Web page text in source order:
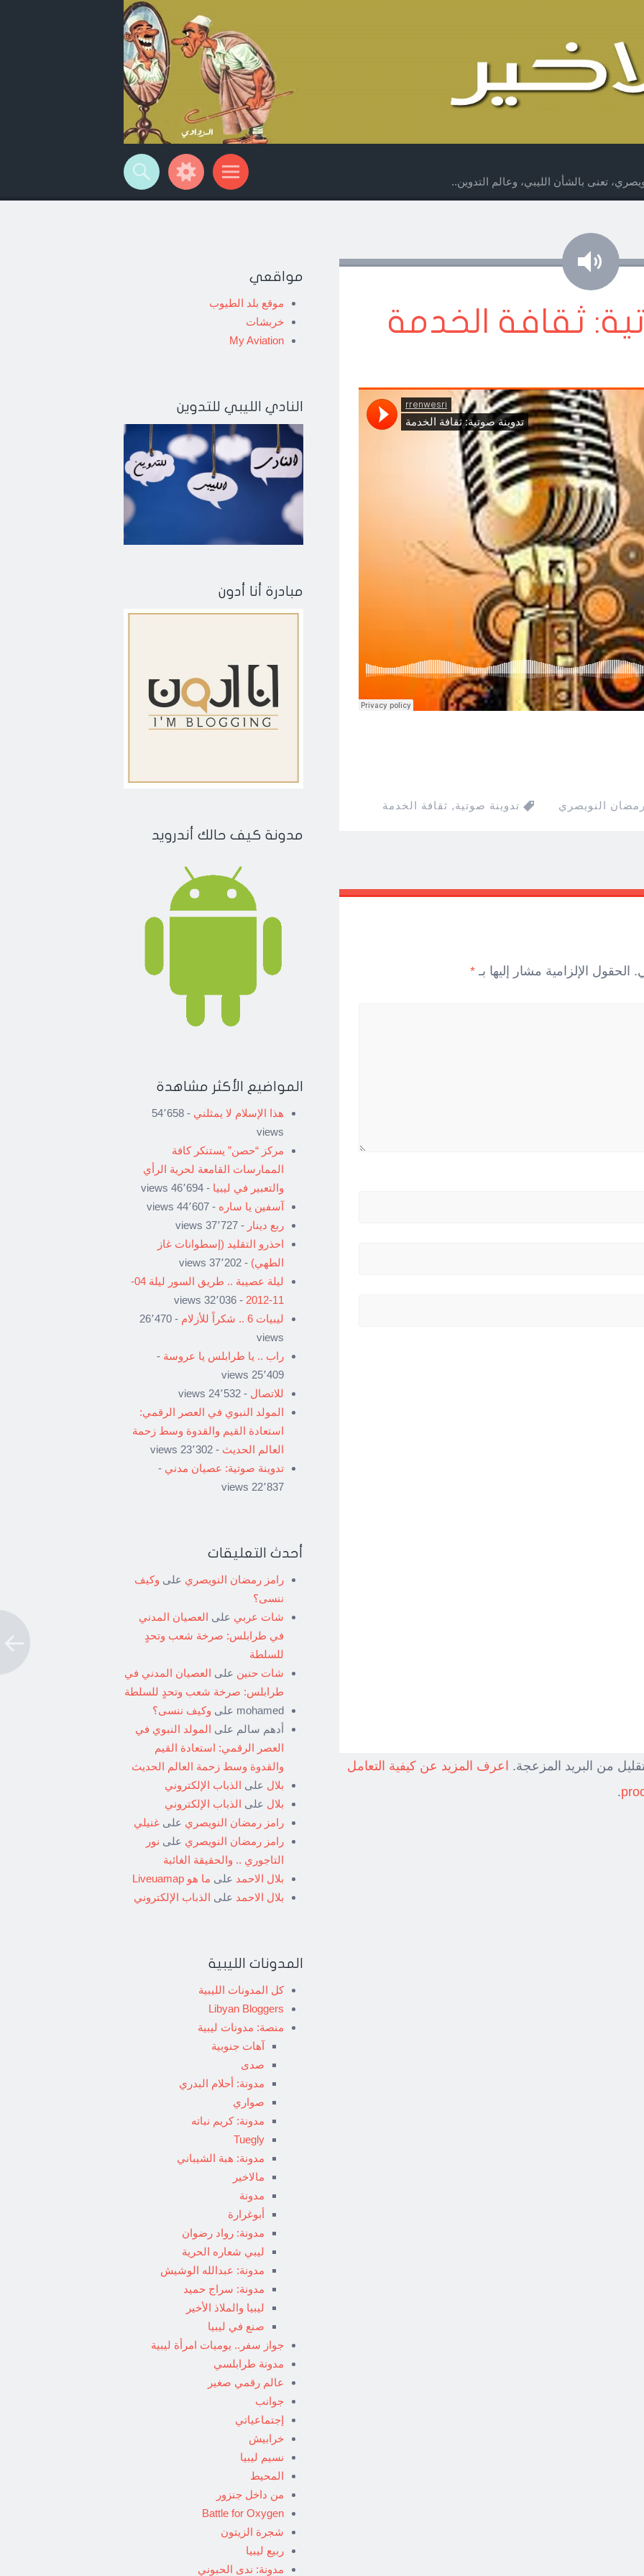
تعنى بالشأن الليبي، وعالم التدوين..
صوت
ثقافة الخدمة
النويصري تدوينة صوتية, ثقافة الخدمة
الحقول الإلزامية مشار إليها بـ *
من البريد المزعجة. اعرف المزيد عن كيفية التعامل
.
مواقعي
موقع بلد الطيوب
خربشات
My Aviation
النادي الليبي للتدوين
مبادرة أنا أدون
مدونة كيف حالك أندرويد
المواضيع الأكثر مشاهدة
هذا الإسلام لا يمثلني
- 54٬658
views
مركز “حصن” يستنكر كافة
الممارسات القامعة لحرية الرأي
والتعبير في ليبيا - 46٬694 views
آسفين يا ساره - 44٬607 views
ربع دينار - 37٬727 views
احذرو التقليد (إسطوانات غاز
الطهي) - 37٬202 views
ليلة عصيبة .. طريق السور ليلة 04-
11-2012
- 32٬036 views
ليبيات 6 .. شكراً للأزلام
- 26٬470
views
راب .. يا طرابلس يا عروسة -
25٬409 views
للاتصال - 24٬532 views
المولد النبوي في العصر الرقمي:
استعادة القيم والقدوة وسط زحمة
العالم الحديث - 23٬302 views
تدوينة صوتية: عصيان مدني -
22٬837 views
أحدث التعليقات
رامز رمضان النويصري على وكيف
ننسى؟
شات عربي على العصيان المدني
في طرابلس: صرخة شعب وتحدٍ
للسلطة
شات حنين على العصيان المدني في
طرابلس: صرخة شعب وتحدٍ للسلطة
mohamed على وكيف ننسى؟
أدهم سالم على المولد النبوي في
العصر الرقمي: استعادة القيم
والقدوة وسط زحمة العالم الحديث
بلال على الذباب الإلكتروني
بلال على الذباب الإلكتروني
رامز رمضان النويصري على غنيلي
رامز رمضان النويصري على نور
التاجوري .. والحقيقة الغائبة
بلال الاحمد على ما هو Liveuamap
بلال الاحمد على الذباب الإلكتروني
المدونات الليبية
كل المدونات الليبية
Libyan Bloggers
منصة: مدونات ليبية
آهات جنوبية
صدى
مدونة: أحلام البدري
صواري
مدونة: كريم نباته
Tuegly
مدونة: هبة الشيباني
مالاخير
مدونة
أبوغرارة
مدونة: رواد رضوان
ليبي شعاره الحرية
مدونة: عبدالله الوشيش
مدونة: سراج حميد
ليبيا والملاذ الأخير
صنع في ليبيا
جواز سفر.. يوميات امرأة ليبية
مدونة طرابلسي
عالم رقمي صغير
جوانب
إجتماعياتي
خرابيش
نسيم ليبيا
المحيط
من داخل جنزور
Battle for Oxygen
شجرة الزيتون
ربيع ليبيا
مدونة: ندى الحبوني